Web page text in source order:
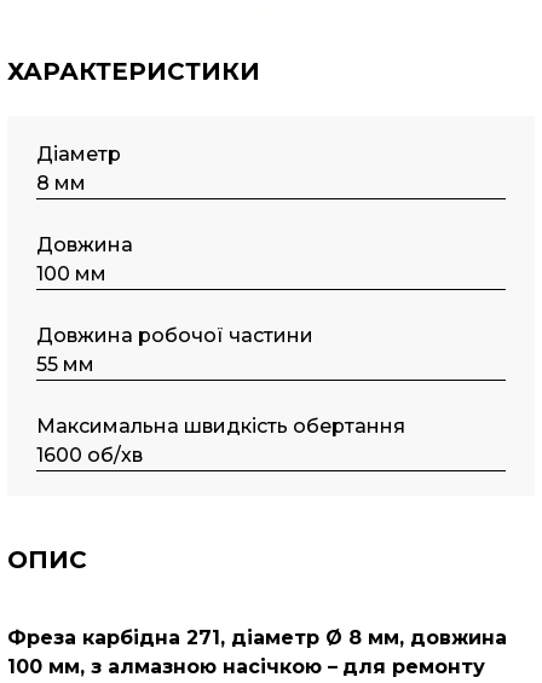
ХАРАКТЕРИСТИКИ
Діаметр
8 мм
Довжина
100 мм
Довжина робочої частини
55 мм
Максимальна швидкість обертання
1600 об/хв
ОПИС
Фреза карбідна 271, діаметр Ø 8 мм, довжина
100 мм, з алмазною насічкою – для ремонту